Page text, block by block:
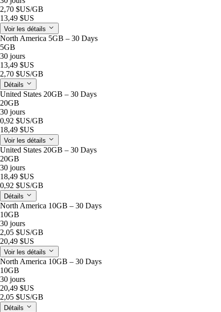
2,70 $US/GB
13,49 $US
Voir les détails
North America 5GB – 30 Days
5GB
30 jours
13,49 $US
2,70 $US/GB
Détails
United States 20GB – 30 Days
20GB
30 jours
0,92 $US/GB
18,49 $US
Voir les détails
United States 20GB – 30 Days
20GB
30 jours
18,49 $US
0,92 $US/GB
Détails
North America 10GB – 30 Days
10GB
30 jours
2,05 $US/GB
20,49 $US
Voir les détails
North America 10GB – 30 Days
10GB
30 jours
20,49 $US
2,05 $US/GB
Détails